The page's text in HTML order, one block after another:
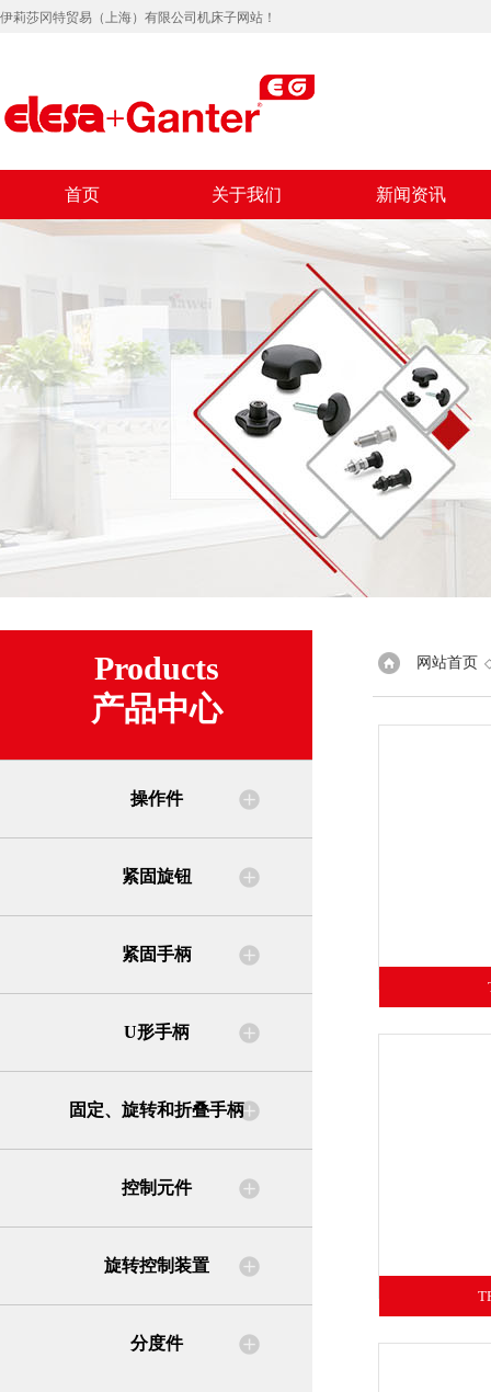
伊莉莎冈特贸易（上海）有限公司机床子网站！
首页 关于我们 新闻资讯
Products
产品中心
操作件
紧固旋钮
紧固手柄
U形手柄
固定、旋转和折叠手柄
控制元件
旋转控制装置
分度件
网站首页